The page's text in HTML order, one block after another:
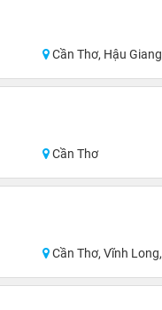
Cần Thơ, Hậu Giang
Cần Thơ
Cần Thơ, Vĩnh Long, Đồng Tháp, Tiền Giang